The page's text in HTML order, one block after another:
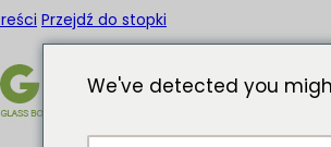
Przejdź do stopki
We've detected you